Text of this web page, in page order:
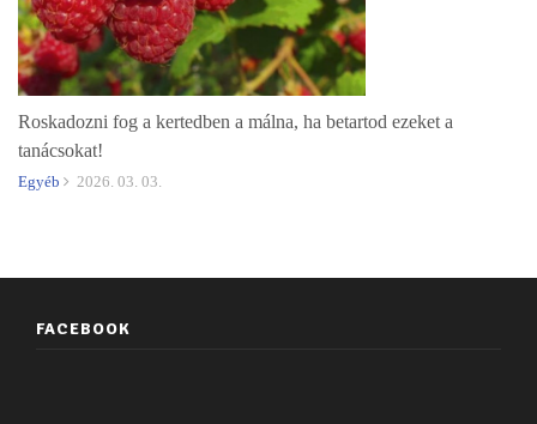
Roskadozni fog a kertedben a málna, ha betartod ezeket a
tanácsokat!
Egyéb 2026. 03. 03.
FACEBOOK